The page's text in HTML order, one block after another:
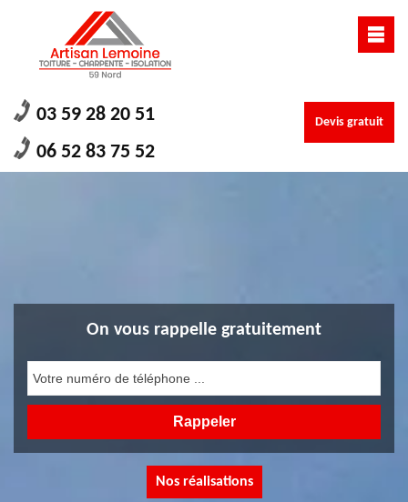
03 59 28 20 51
06 52 83 75 52
Devis gratuit
On vous rappelle gratuitement
Nos réalisations